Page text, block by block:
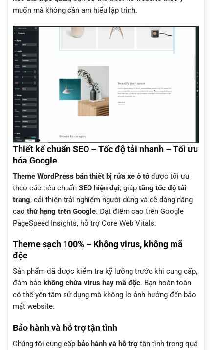
muốn mà không cần am hiểu lập trình.
Thiết kế chuẩn SEO – Tốc độ tải nhanh – Tối ưu
hóa Google
Theme WordPress bán thiết bị rửa xe ô tô được tối ưu
theo các tiêu chuẩn SEO hiện đại, giúp tăng tốc độ tải
trang, cải thiện trải nghiệm người dùng và dễ dàng nâng
cao thứ hạng trên Google. Đạt điểm cao trên Google
PageSpeed Insights, hỗ trợ Core Web Vitals.
Theme sạch 100% – Không virus, không mã
độc
Sản phẩm đã được kiểm tra kỹ lưỡng trước khi cung cấp,
đảm bảo không chứa virus hay mã độc. Bạn hoàn toàn
có thể yên tâm sử dụng mà không lo ảnh hưởng đến bảo
mật website.
Bảo hành và hỗ trợ tận tình
Chúng tôi cung cấp bảo hành và hỗ trợ tận tình trong quá